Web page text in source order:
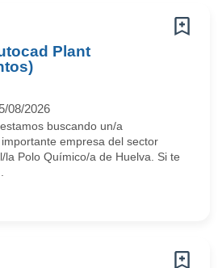
Plant
08/2026
buscando un/a
empresa del sector
la Polo Químico/a de Huelva. Si te